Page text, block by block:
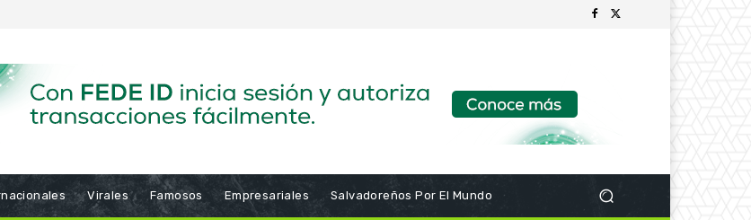
Virales Famosos Empresariales Salvadoreños Por El Mundo